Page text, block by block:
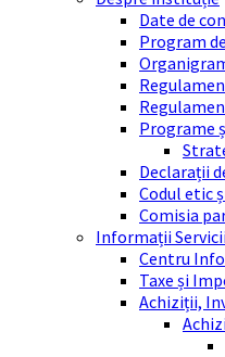
Date de
Program
Programe
Declarații
Codul etic
Comisia
Informații
Centru
Taxe și
Achiziții,